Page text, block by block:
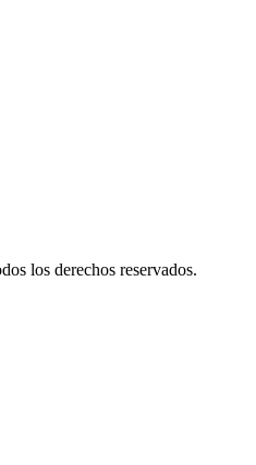
los derechos reservados.